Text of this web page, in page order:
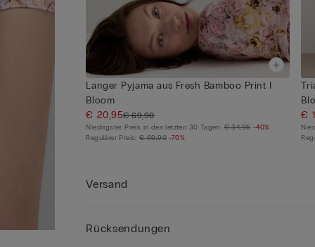
Langer Pyjama aus Fresh Bamboo Print I
Bloom
€ 20,95€ 69,90
Niedrigster Preis in den letzten 30 Tagen:€ 34,95 -40%
Regulärer Preis:€ 69,90 -70%
€
Versand
Rücksendungen